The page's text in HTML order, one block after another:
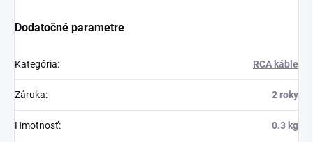
Dodatočné parametre
Kategória: RCA káble
Záruka: 2 roky
Hmotnosť: 0.3 kg